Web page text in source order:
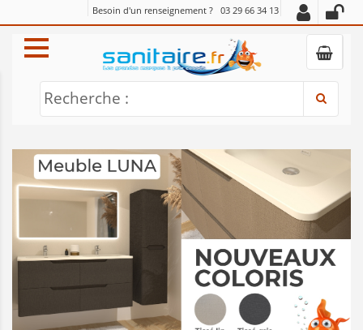
Besoin d'un renseignement ? 03 29 66 34 13
Recherche :